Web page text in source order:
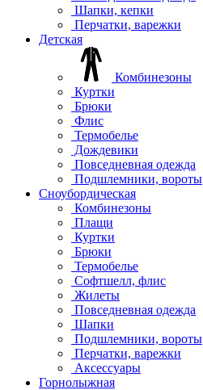
Шапки, кепки
Перчатки, варежки
Детская
Комбинезоны
Куртки
Брюки
Флис
Термобелье
Дождевики
Повседневная одежда
Подшлемники, вороты
Сноубордическая
Комбинезоны
Плащи
Куртки
Брюки
Термобелье
Софтшелл, флис
Жилеты
Повседневная одежда
Шапки
Подшлемники, вороты
Перчатки, варежки
Аксессуары
Горнолыжная